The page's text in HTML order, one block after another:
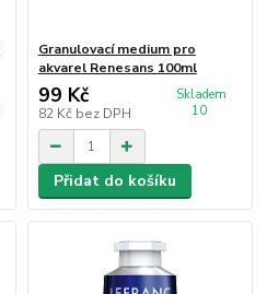
Granulovací medium pro
akvarel Renesans 100ml
99 Kč
82 Kč bez DPH
Skladem
10
Přidat do košíku